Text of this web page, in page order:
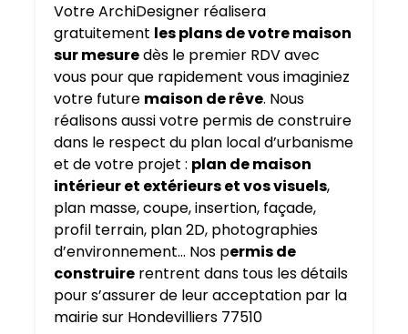
Votre ArchiDesigner réalisera
gratuitement les plans de votre maison
sur mesuredès le premier RDV avec
vous pour que rapidement vous imaginiez
votre future maison de rêve. Nous
réalisons aussi votre permis de construire
dans le respect du plan local d’urbanisme
et de votre projet : plan de maison
intérieur et extérieurs et vos visuels,
plan masse, coupe, insertion, façade,
profil terrain, plan 2D, photographies
d’environnement… Nos permis de
construire rentrent dans tous les détails
pour s’assurer de leur acceptation par la
mairie sur Hondevilliers 77510